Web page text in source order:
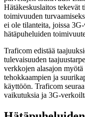
Hätäkeskuslaitos tekevät
toimivuuden
ei ole tilanteita, joissa
hätäpuheluiden
Traficom edistää
tulevaisuuden
verkkojen alasajon
tehokkaampien ja
käyttöön. Traficom
vaikutuksia ja 3G-